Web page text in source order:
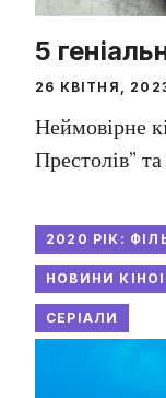
5
26 КВІТНЯ,
Неймовірне
Престолів”
2020 РІК:
НОВИНИ
СЕРІАЛИ